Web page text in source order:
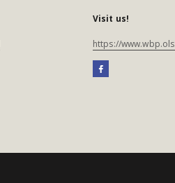
Visit us!
https://